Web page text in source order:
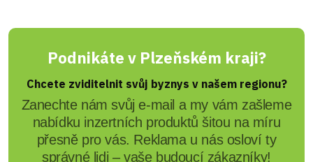
Podnikáte v Plzeňském kraji?
Chcete zviditelnit svůj byznys v našem regionu?
Zanechte nám svůj e-mail a my vám zašleme
nabídku inzertních produktů šitou na míru
přesně pro vás. Reklama u nás osloví ty
správné lidi – vaše budoucí zákazníky!